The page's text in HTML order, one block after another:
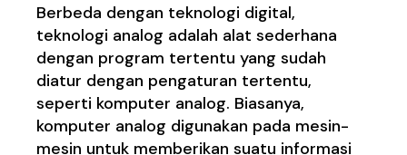
Berbeda dengan teknologi digital,
teknologi analog adalah alat sederhana
dengan program tertentu yang sudah
diatur dengan pengaturan tertentu,
seperti komputer analog. Biasanya,
komputer analog digunakan pada mesin-
mesin untuk memberikan suatu informasi